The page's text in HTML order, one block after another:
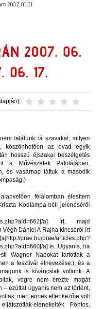
2007. 01. 01.
2007. 06.
06. 17.
találunk rá szavakat, milyen
köszönhetően az évad egyik
hosszú éjszakai beszélgetés
a Művészetek Palotájában,
és vasárnap láttuk a második
félálomban élesítem
Ködlámpa-béli jelenéséről
a] írt, majd
Dániel A Rajna kincséről írt
prae/articles.php?
a] is. Ugyanis, ha
Wagner Napokat tartottak a
a fesztivál elnevezése:), és a
is kíváncsiak voltunk. A
végre nem érezte magát
– ezúttal ugyanis nem az történt,
mert ennek ellenkezője volt
elénekelték. Pontos,